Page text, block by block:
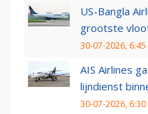
US-Bangla
grootste
30-07-2026, 6:45
AIS Airlines
lijndienst
30-07-2026, 6:30